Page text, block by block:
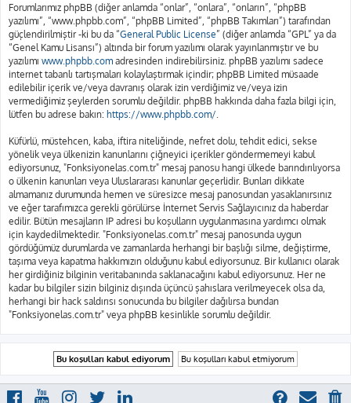
Forumlarımız phpBB (diğer anlamda “onlar”, “onlara”, “onların”, “phpBB
yazılımı”, “www.phpbb.com”, “phpBB Limited”, “phpBB Takımları”) tarafından
güçlendirilmiştir -ki bu da “General Public License” (diğer anlamda “GPL” ya da
“Genel Kamu Lisansı”) altında bir forum yazılımı olarak yayınlanmıştır ve bu
yazılımı www.phpbb.com adresinden indirebilirsiniz. phpBB yazılımı sadece
internet tabanlı tartışmaları kolaylaştırmak içindir; phpBB Limited müsaade
edilebilir içerik ve/veya davranış olarak izin verdiğimiz ve/veya izin
vermediğimiz şeylerden sorumlu değildir. phpBB hakkında daha fazla bilgi için,
lütfen bu adrese bakın: https://www.phpbb.com/.
Küfürlü, müstehcen, kaba, iftira niteliğinde, nefret dolu, tehdit edici, sekse
yönelik veya ülkenizin kanunlarını çiğneyici içerikler göndermemeyi kabul
ediyorsunuz, "Fonksiyonelas.com.tr" mesaj panosu hangi ülkede barındırılıyorsa
o ülkenin kanunları veya Uluslararası kanunlar geçerlidir. Bunları dikkate
almamanız durumunda hemen ve süresizce mesaj panosundan yasaklanırsınız
ve eğer tarafımızca gerekli görülürse İnternet Servis Sağlayıcınız da haberdar
edilir. Bütün mesajların IP adresi bu koşulların uygulanmasına yardımcı olmak
için kaydedilmektedir. "Fonksiyonelas.com.tr" mesaj panosunda uygun
gördüğümüz durumlarda ve zamanlarda herhangi bir başlığı silme, değiştirme,
taşıma veya kapatma hakkımızın olduğunu kabul ediyorsunuz. Bir kullanıcı olarak
her girdiğiniz bilginin veritabanında saklanacağını kabul ediyorsunuz. Her ne
kadar bu bilgiler sizin bilginiz dışında üçüncü şahıslara verilmeyecek olsa da,
herhangi bir hack saldırısı sonucunda bu bilgiler dağılırsa bundan
"Fonksiyonelas.com.tr" veya phpBB kesinlikle sorumlu değildir.